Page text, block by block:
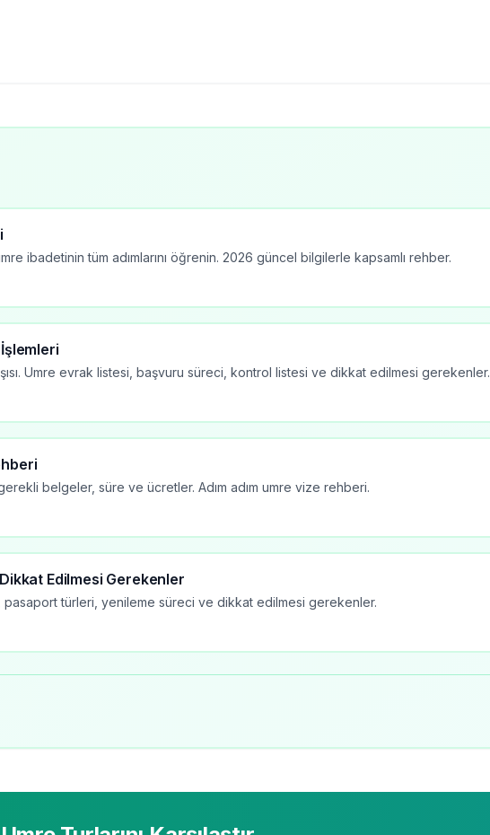
ibadetinin tüm adımlarını öğrenin. 2026 güncel bilgilerle kapsamlı rehber.
Umre evrak listesi, başvuru süreci, kontrol listesi ve dikkat edilmesi gerekenler.
belgeler, süre ve ücretler. Adım adım umre vize rehberi.
Edilmesi Gerekenler
pasaport türleri, yenileme süreci ve dikkat edilmesi gerekenler.